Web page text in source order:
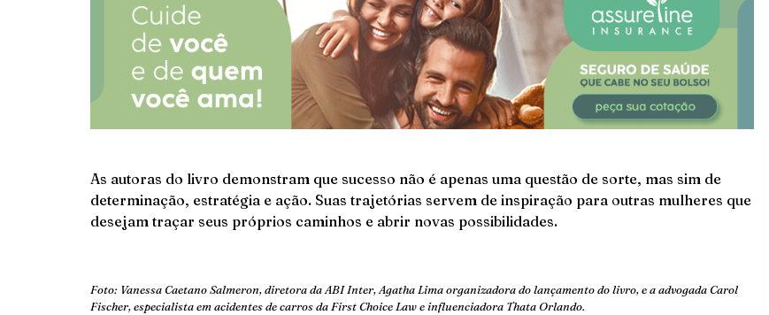
As autoras do livro demonstram que sucesso não é apenas uma questão de sorte, mas sim de
determinação, estratégia e ação. Suas trajetórias servem de inspiração para outras mulheres que
desejam traçar seus próprios caminhos e abrir novas possibilidades.
Foto: Vanessa Caetano Salmeron, diretora da ABI Inter, Agatha Lima organizadora do lançamento do livro, e a advogada Carol
Fischer, especialista em acidentes de carros da First Choice Law e influenciadora Thata Orlando.